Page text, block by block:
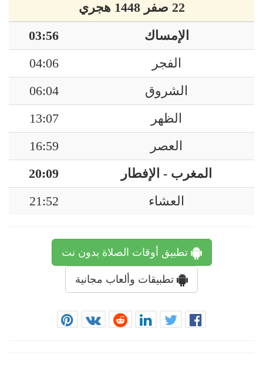
22 صفر 1448 هجري
الإمساك
03:56
الفجر
04:06
الشروق
06:04
الظهر
13:07
العصر
16:59
المغرب - الإفطار
20:09
العشاء
21:52
تطبيق أوقات الصلاة بدون نت
تطبيقات وألعاب مجانية